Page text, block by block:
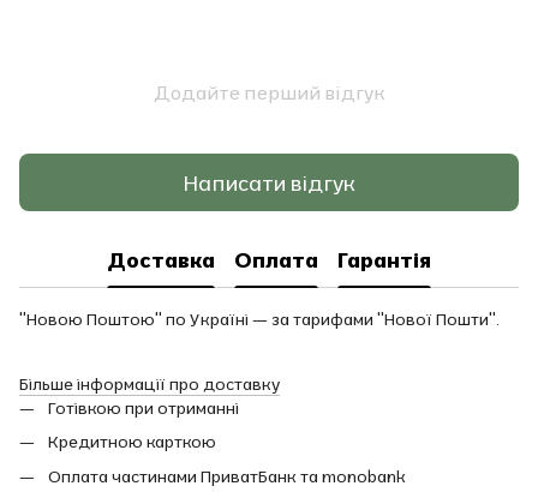
Додайте перший відгук
Написати відгук
Доставка Оплата Гарантія
"Новою Поштою" по Україні — за тарифами "Нової Пошти".
Більше інформації про доставку
Готівкою при отриманні
Кредитною карткою
Оплата частинами ПриватБанк та monobank